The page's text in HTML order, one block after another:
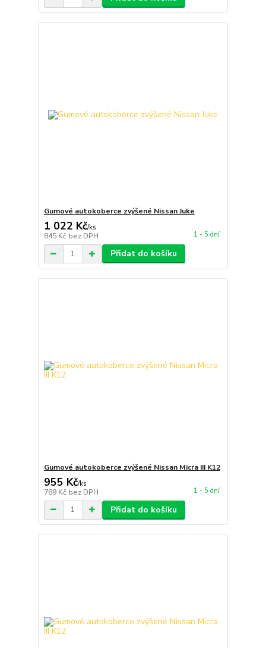
Gumové autokoberce zvýšené Nissan Juke
1 022 Kč/ks
845 Kč bez DPH 1 - 5 dní
Přidat do košíku
Gumové autokoberce zvýšené Nissan Micra III K12
955 Kč/ks
789 Kč bez DPH 1 - 5 dní
Přidat do košíku